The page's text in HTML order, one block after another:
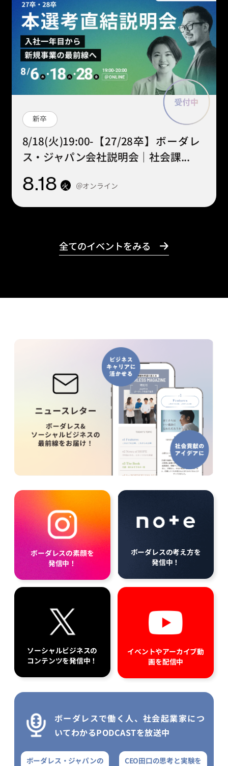
新卒
8/18(火)19:00-【27/28卒】ボーダレ
ス・ジャパン会社説明会｜社会課...
8.18 火 ＠オンライン
全てのイベントをみる
ボーダレスの素顔を
発信中！
ボーダレスの考え方を
発信中！
ソーシャルビジネスの
コンテンツを発信中！
イベントやアーカイブ動
画を配信中
ボーダレスで働く人、社会起業家につ
いてわかるPODCASTを放送中
ボーダレス・ジャパンの
CEO田口の思考と実験を